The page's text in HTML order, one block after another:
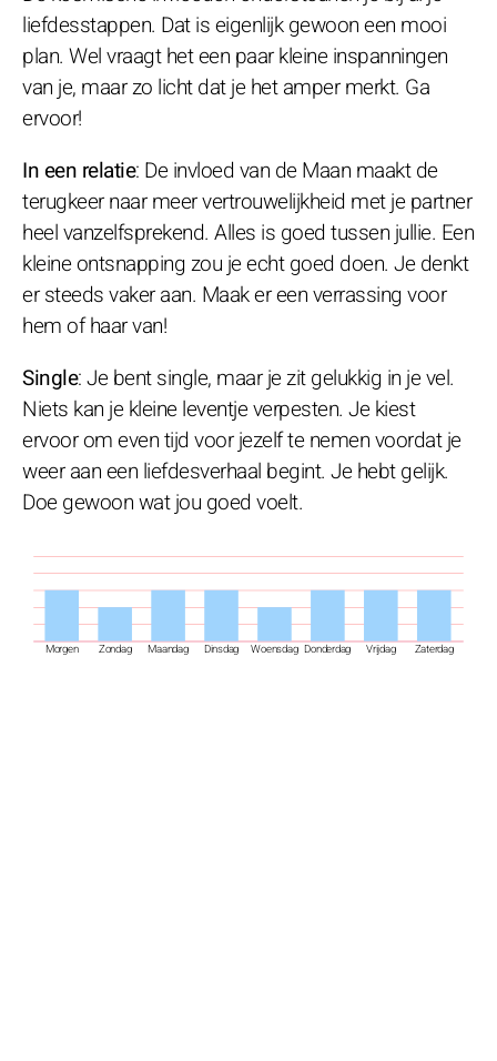
Morgen Zondag Maandag Dinsdag Woensdag Donderdag Vrijdag Zaterdag
liefdesstappen. Dat is eigenlijk gewoon een mooi
plan. Wel vraagt het een paar kleine inspanningen
van je, maar zo licht dat je het amper merkt. Ga
ervoor!
In een relatie: De invloed van de Maan maakt de
terugkeer naar meer vertrouwelijkheid met je partner
heel vanzelfsprekend. Alles is goed tussen jullie. Een
kleine ontsnapping zou je echt goed doen. Je denkt
er steeds vaker aan. Maak er een verrassing voor
hem of haar van!
Single: Je bent single, maar je zit gelukkig in je vel.
Niets kan je kleine leventje verpesten. Je kiest
ervoor om even tijd voor jezelf te nemen voordat je
weer aan een liefdesverhaal begint. Je hebt gelijk.
Doe gewoon wat jou goed voelt.